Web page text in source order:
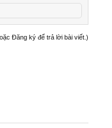
Đăng ký để trả lời bài viết.)